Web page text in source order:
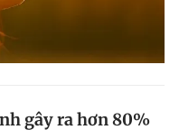
gây ra hơn 80%